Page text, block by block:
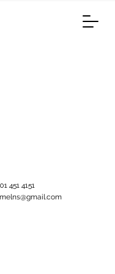
01 451 4151